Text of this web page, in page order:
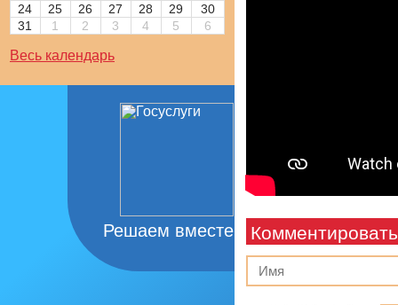
24
25 26 27 28 29
30
31
1 2 3 4 5 6
Весь календарь
Решаем вместе Комментировать